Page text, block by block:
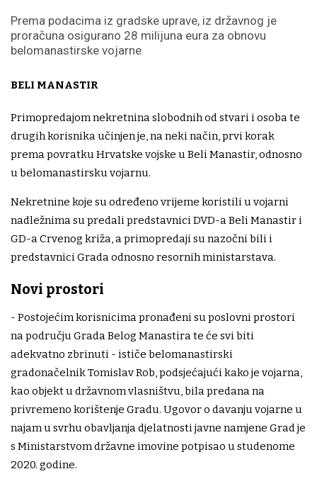
Prema podacima iz gradske uprave, iz državnog je
proračuna osigurano 28 milijuna eura za obnovu
belomanastirske vojarne
BELI MANASTIR
Primopredajom nekretnina slobodnih od stvari i osoba te
drugih korisnika učinjen je, na neki način, prvi korak
prema povratku Hrvatske vojske u Beli Manastir, odnosno
u belomanastirsku vojarnu.
Nekretnine koje su određeno vrijeme koristili u vojarni
nadležnima su predali predstavnici DVD-a Beli Manastir i
GD-a Crvenog križa, a primopredaji su nazočni bili i
predstavnici Grada odnosno resornih ministarstava.
Novi prostori
- Postojećim korisnicima pronađeni su poslovni prostori
na području Grada Belog Manastira te će svi biti
adekvatno zbrinuti - ističe belomanastirski
gradonačelnik Tomislav Rob, podsjećajući kako je vojarna,
kao objekt u državnom vlasništvu, bila predana na
privremeno korištenje Gradu. Ugovor o davanju vojarne u
najam u svrhu obavljanja djelatnosti javne namjene Grad je
s Ministarstvom državne imovine potpisao u studenome
2020. godine.